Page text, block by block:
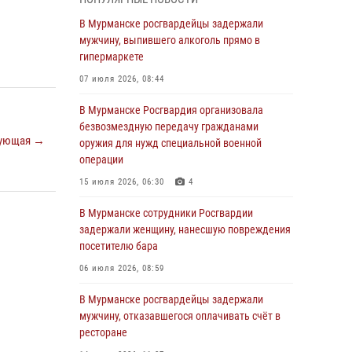
→
дебошира на автозаправочной станции
03 августа 2026, 09:12
по антитеррористической защищенности для
членов избирательных комиссий в
31 июля 2026, 08:48
не оплатившего счет в ресторане
30 июля 2026, 14:09
занятие совместно с МЧС России
30 июля 2026, 14:05
В Мурманске росгвардейцы задержали
мужчину, выпившего алкоголь прямо в
гипермаркете
07 июля 2026, 08:44
В Мурманске Росгвардия организовала
безвозмездную передачу гражданами
оружия для нужд специальной военной
операции
15 июля 2026, 06:30 4
В Мурманске сотрудники Росгвардии
задержали женщину, нанесшую повреждения
посетителю бара
06 июля 2026, 08:59
В Мурманске росгвардейцы задержали
мужчину, отказавшегося оплачивать счёт в
ресторане